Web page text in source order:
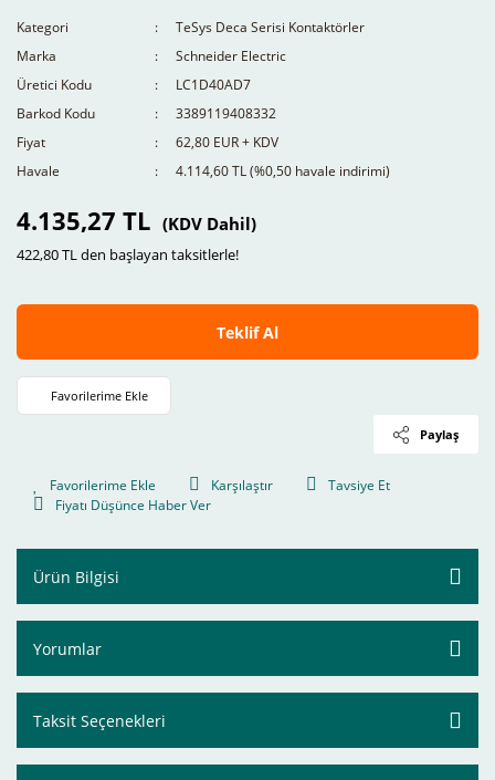
Kategori
TeSys Deca Serisi Kontaktörler
Marka
Schneider Electric
Üretici Kodu
LC1D40AD7
Barkod Kodu
3389119408332
Fiyat
62,80 EUR + KDV
Havale
4.114,60 TL (%0,50 havale indirimi)
4.135,27 TL (KDV Dahil)
422,80 TL den başlayan taksitlerle!
Teklif Al
Paylaş
Karşılaştır
Tavsiye Et
Fiyatı Düşünce Haber Ver
Ürün Bilgisi
Yorumlar
Taksit Seçenekleri